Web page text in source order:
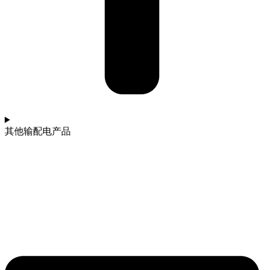
其他输配电产品